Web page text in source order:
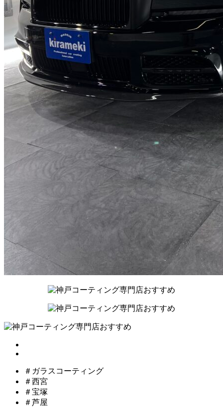
＃ガラスコーティング
＃西宮
＃宝塚
＃芦屋